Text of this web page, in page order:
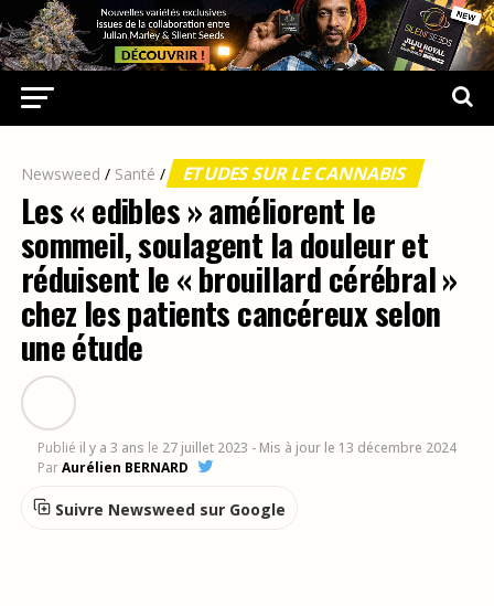
Newsweed / Santé / ETUDES SUR LE CANNABIS
Les « edibles » améliorent le
sommeil, soulagent la douleur et
réduisent le « brouillard cérébral »
chez les patients cancéreux selon
une étude
Publié il y a 3 ans le 27 juillet 2023 - Mis à jour le 13 décembre 2024
ParAurélien BERNARD
Suivre Newsweed sur Google